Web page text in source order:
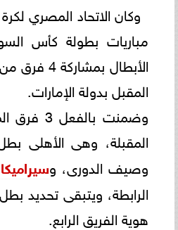
وكان الاتحاد المصري
مباريات بطولة كأس
المقبل بدولة الإمارات.
وضمنت
المقبلة، وهى الأهلى
وصيف الدورى، وسيراميكا
الرابطة، ويتبقى تحديد
هوية الفريق الرابع.